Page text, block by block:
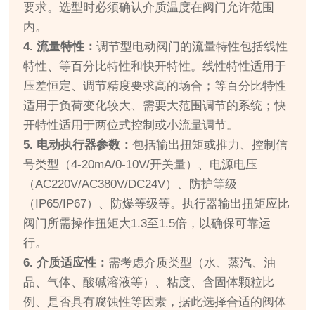
要求。选型时必须确认介质温度在阀门允许范围
内。
4. 流量特性：调节型电动阀门的流量特性包括线性
特性、等百分比特性和快开特性。线性特性适用于
压差恒定、调节精度要求高的场合；等百分比特性
适用于负荷变化较大、需要大范围调节的系统；快
开特性适用于两位式控制或小流量调节。
5. 电动执行器参数：包括输出扭矩或推力、控制信
号类型（4-20mA/0-10V/开关量）、电源电压
（AC220V/AC380V/DC24V）、防护等级
（IP65/IP67）、防爆等级等。执行器输出扭矩应比
阀门所需操作扭矩大1.3至1.5倍，以确保可靠运
行。
6. 介质适应性： 需考虑介质类型（水、蒸汽、油
品、气体、酸碱溶液等）、粘度、含固体颗粒比
例、是否具有腐蚀性等因素，据此选择合适的阀体